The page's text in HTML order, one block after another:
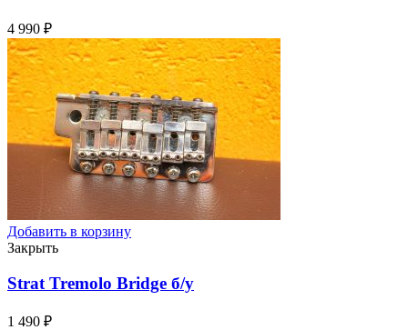
4 990 ₽
Добавить в корзину
Закрыть
Strat Tremolo Bridge б/у
1 490 ₽